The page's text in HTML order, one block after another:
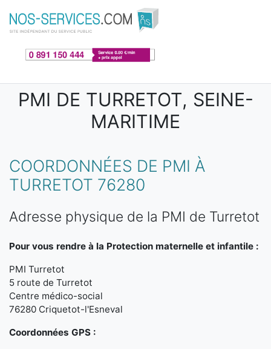
Aller au contenu principal
PMI DE TURRETOT, SEINE-
MARITIME
COORDONNÉES DE PMI À
TURRETOT 76280
Adresse physique de la PMI de Turretot
Pour vous rendre à la Protection maternelle et infantile :
PMI Turretot
5 route de Turretot
Centre médico-social
76280 Criquetot-l'Esneval
Coordonnées GPS :